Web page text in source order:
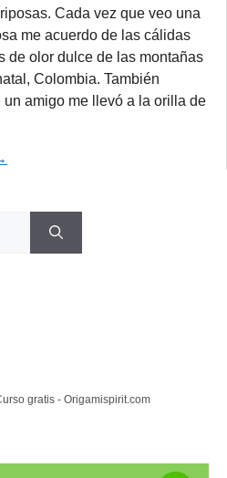
Cada vez que veo una
me acuerdo de las cálidas
de olor dulce de las montañas
Colombia. También
amigo me llevó a la orilla de
gratis - Origamispirit.com